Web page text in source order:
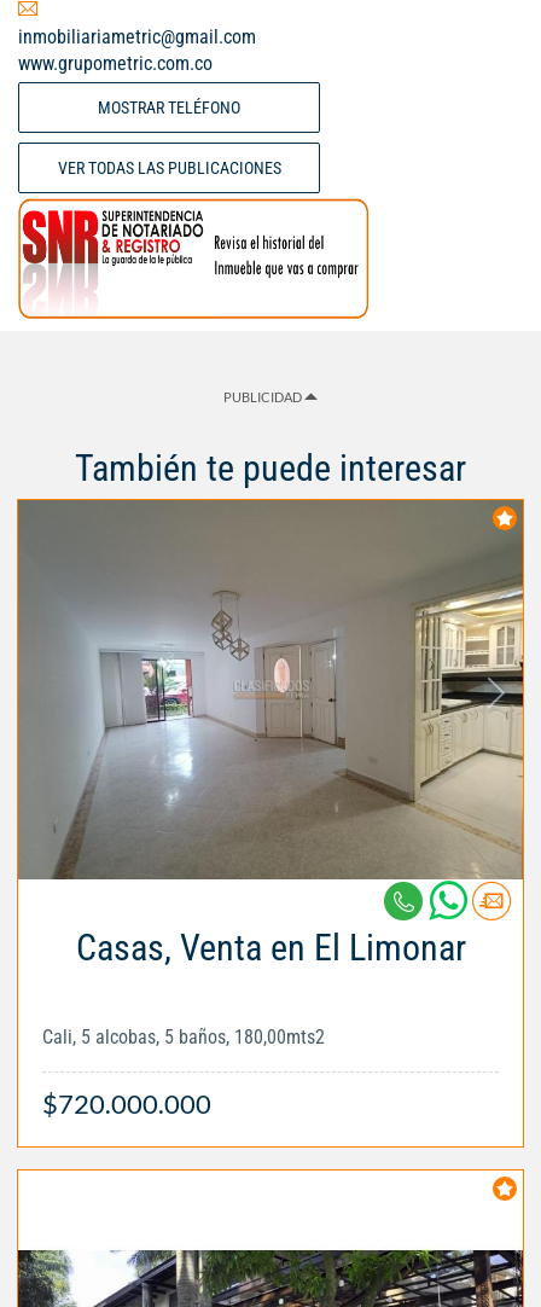
inmobiliariametric@gmail.com
www.grupometric.com.co
MOSTRAR TELÉFONO
VER TODAS LAS PUBLICACIONES
PUBLICIDAD
También te puede interesar
Casas, Venta en El Limonar
Cali, 5 alcobas, 5 baños, 180,00mts2
$720.000.000